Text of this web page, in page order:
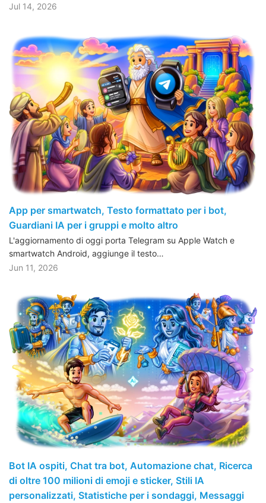
Jul 14, 2026
App per smartwatch, Testo formattato per i bot,
Guardiani IA per i gruppi e molto altro
L'aggiornamento di oggi porta Telegram su Apple Watch e
smartwatch Android, aggiunge il testo…
Jun 11, 2026
Bot IA ospiti, Chat tra bot, Automazione chat, Ricerca
di oltre 100 milioni di emoji e sticker, Stili IA
personalizzati, Statistiche per i sondaggi, Messaggi